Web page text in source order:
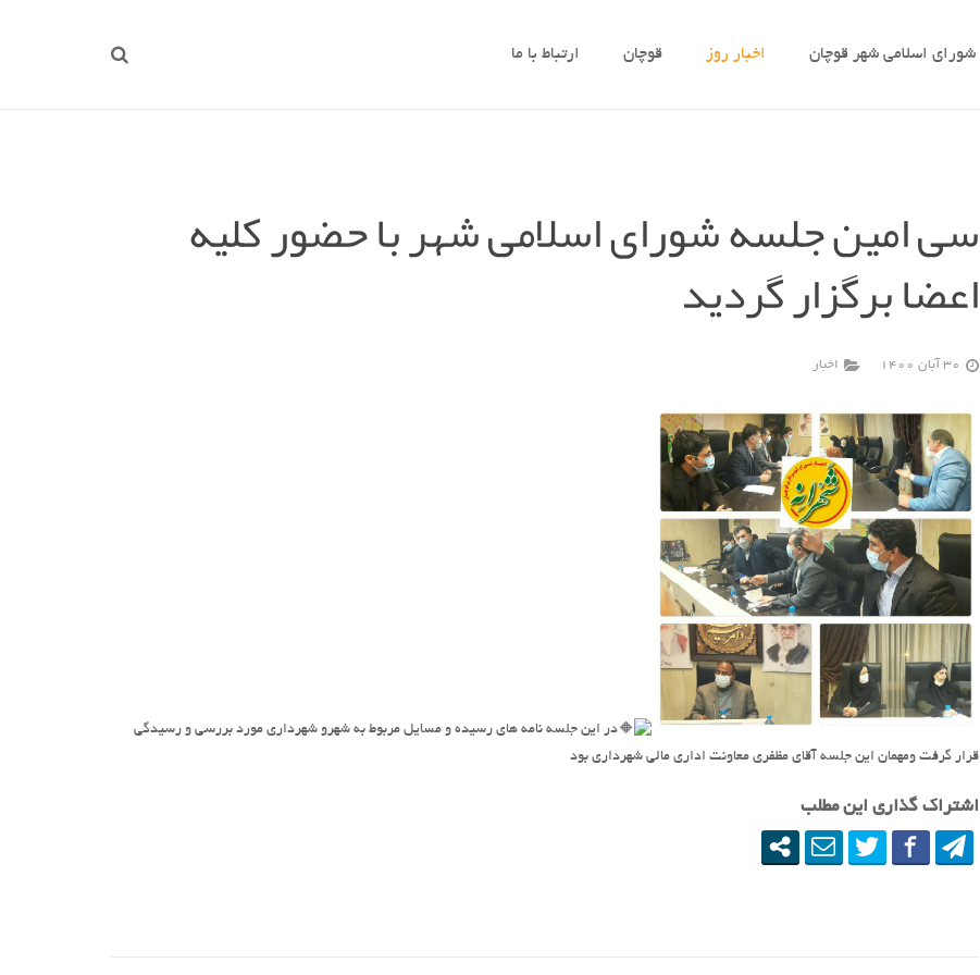
شورای اسلامی شهر قوچان اخبار روز قوچان ارتباط با ما
سی امین جلسه شورای اسلامی شهر با حضور کلیه
اعضا برگزار گردید
30 آبان 1400 اخبار
در این جلسه نامه های رسیده و مسایل مربوط به شهرو شهرداری مورد بررسی و رسیدگی
قرار گرفت ومهمان این جلسه آقای مظفری معاونت اداری مالی شهرداری بود
اشتراک گذاری این مطلب